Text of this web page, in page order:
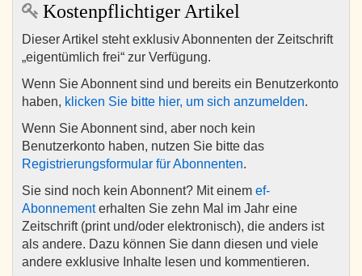
Kostenpflichtiger Artikel
Dieser Artikel steht exklusiv Abonnenten der Zeitschrift
„eigentümlich frei“ zur Verfügung.
Wenn Sie Abonnent sind und bereits ein Benutzerkonto
haben, klicken Sie bitte hier, um sich anzumelden.
Wenn Sie Abonnent sind, aber noch kein
Benutzerkonto haben, nutzen Sie bitte das
Registrierungsformular für Abonnenten.
Sie sind noch kein Abonnent? Mit einem ef-
Abonnementerhalten Sie zehn Mal im Jahr eine
Zeitschrift (print und/oder elektronisch), die anders ist
als andere. Dazu können Sie dann diesen und viele
andere exklusive Inhalte lesen und kommentieren.